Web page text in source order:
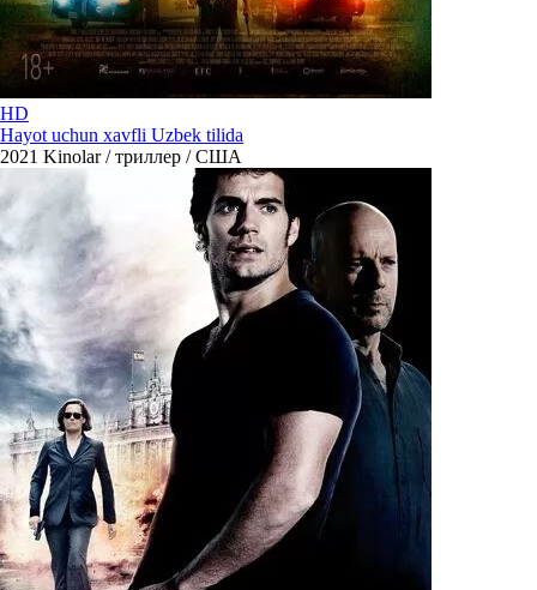
HD
Hayot uchun xavfli Uzbek tilida
2021 Kinolar / триллер / США